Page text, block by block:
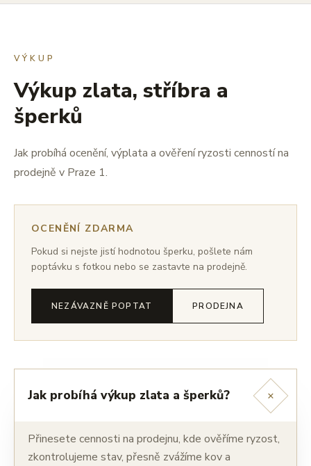
VÝKUP
Výkup zlata, stříbra a
šperků
Jak probíhá ocenění, výplata a ověření ryzosti cenností na
prodejně v Praze 1.
OCENĚNÍ ZDARMA
Pokud si nejste jistí hodnotou šperku, pošlete nám
poptávku s fotkou nebo se zastavte na prodejně.
NEZÁVAZNĚ POPTAT PRODEJNA
Jak probíhá výkup zlata a šperků? +
Přinesete cennosti na prodejnu, kde ověříme ryzost,
zkontrolujeme stav, přesně zvážíme kov a